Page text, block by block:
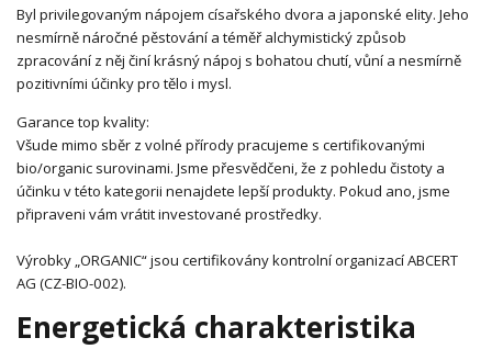
Byl privilegovaným nápojem císařského dvora a japonské elity. Jeho
nesmírně náročné pěstování a téměř alchymistický způsob
zpracování z něj činí krásný nápoj s bohatou chutí, vůní a nesmírně
pozitivními účinky pro tělo i mysl.
Garance top kvality:
Všude mimo sběr z volné přírody pracujeme s certifikovanými
bio/organic surovinami. Jsme přesvědčeni, že z pohledu čistoty a
účinku v této kategorii nenajdete lepší produkty. Pokud ano, jsme
připraveni vám vrátit investované prostředky.
Výrobky „ORGANIC“ jsou certifikovány kontrolní organizací ABCERT
AG (CZ-BIO-002).
Energetická charakteristika